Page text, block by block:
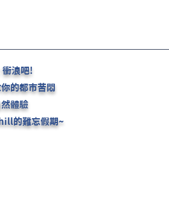
浪吧!
的都市苦悶
體驗
的難忘假期~